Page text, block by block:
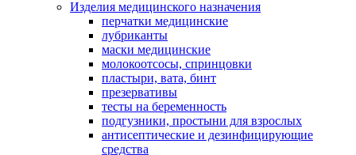
Изделия медицинского назначения
перчатки медицинские
лубриканты
маски медицинские
молокоотсосы, спринцовки
пластыри, вата, бинт
презервативы
тесты на беременность
подгузники, простыни для взрослых
антисептические и дезинфицирующие
средства